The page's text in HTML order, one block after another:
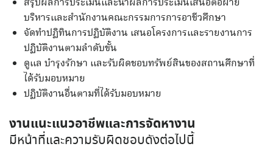
บริหารและสำนักงานคณะกรรมการการอาชีวศึกษา
จัดทำปฏิทินการปฏิบัติงาน เสนอโครงการและรายงานการ
ปฏิบัติงานตามลำดับขั้น
ดูแล บำรุงรักษา และรับผิดชอบทรัพย์สินของสถานศึกษาที่
ได้รับมอบหมาย
ปฏิบัติงานอื่นตามที่ได้รับมอบหมาย
งานแนะแนวอาชีพและการจัดหางาน
มีหน้าที่และความรับผิดชอบดังต่อไปนี้